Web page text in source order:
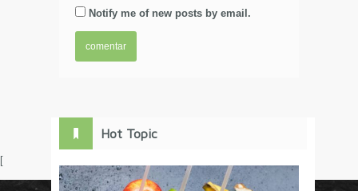
Notify me of new posts by email.
Hot Topic
[